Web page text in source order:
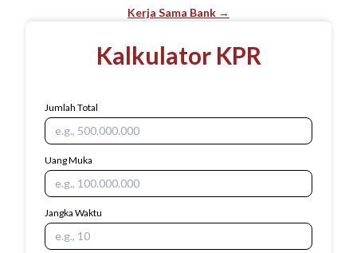
Kerja Sama Bank →
Kalkulator KPR
Jumlah Total
Uang Muka
Jangka Waktu